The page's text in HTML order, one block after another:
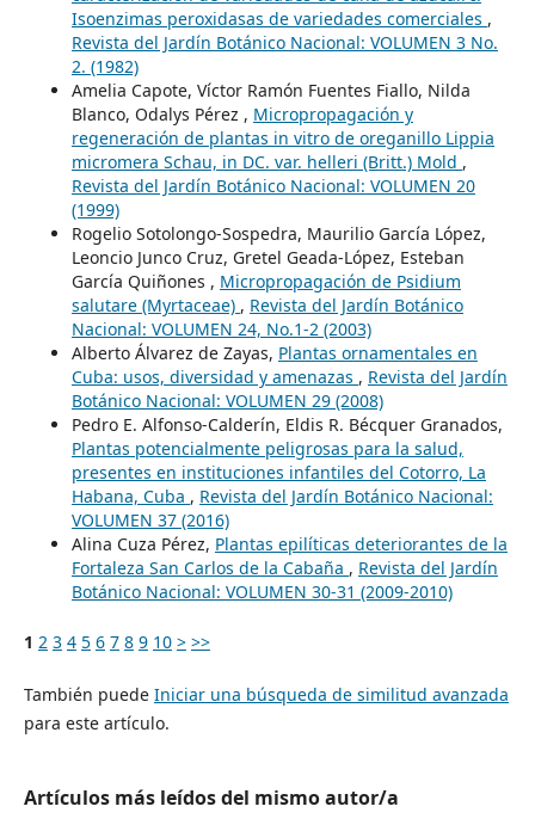
Isoenzimas peroxidasas de variedades comerciales ,
Revista del Jardín Botánico Nacional: VOLUMEN 3 No.
2. (1982)
Amelia Capote, Víctor Ramón Fuentes Fiallo, Nilda
Blanco, Odalys Pérez , Micropropagación y
regeneración de plantas in vitro de oreganillo Lippia
micromera Schau, in DC. var. helleri (Britt.) Mold ,
Revista del Jardín Botánico Nacional: VOLUMEN 20
(1999)
Rogelio Sotolongo-Sospedra, Maurilio García López,
Leoncio Junco Cruz, Gretel Geada-López, Esteban
García Quiñones , Micropropagación de Psidium
salutare (Myrtaceae) , Revista del Jardín Botánico
Nacional: VOLUMEN 24, No.1-2 (2003)
Alberto Álvarez de Zayas, Plantas ornamentales en
Cuba: usos, diversidad y amenazas , Revista del Jardín
Botánico Nacional: VOLUMEN 29 (2008)
Pedro E. Alfonso-Calderín, Eldis R. Bécquer Granados,
Plantas potencialmente peligrosas para la salud,
presentes en instituciones infantiles del Cotorro, La
Habana, Cuba , Revista del Jardín Botánico Nacional:
VOLUMEN 37 (2016)
Alina Cuza Pérez, Plantas epilíticas deteriorantes de la
Fortaleza San Carlos de la Cabaña , Revista del Jardín
Botánico Nacional: VOLUMEN 30-31 (2009-2010)
1 2 3 4 5 6 7 8 9 10 > >>
También puede Iniciar una búsqueda de similitud avanzada
para este artículo.
Artículos más leídos del mismo autor/a